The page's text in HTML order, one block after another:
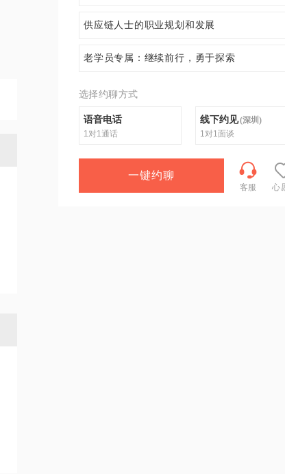
供应链人士的职业规划和发展
老学员专属：继续前行，勇于探索
选择约聊方式
语音电话
1对1通话
线下约见(深圳 )
1对1面谈
一键约聊
客服 心